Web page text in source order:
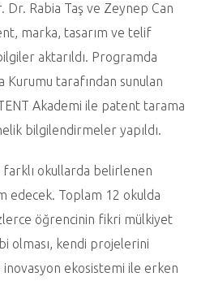
Dr. Rabia Taş ve Zeynep Can
marka, tasarım ve telif
aktarıldı. Programda
Kurumu tarafından sunulan
Akademi ile patent tarama
bilgilendirmeler yapıldı.
okullarda belirlenen
edecek. Toplam 12 okulda
öğrencinin fikri mülkiyet
olması, kendi projelerini
inovasyon ekosistemi ile erken